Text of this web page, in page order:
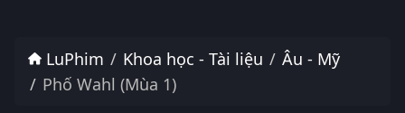
LuPhim Khoa học - Tài liệu
Âu - Mỹ
Phố Wahl (Mùa 1)